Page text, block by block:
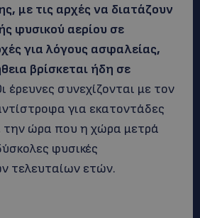
με τις αρχές να διατάζουν
φυσικού αερίου σε
για λόγους ασφαλείας,
βρίσκεται ήδη σε
έρευνες συνεχίζονται με τον
για εκατοντάδες
την ώρα που η χώρα μετρά
φυσικές
τελευταίων ετών.